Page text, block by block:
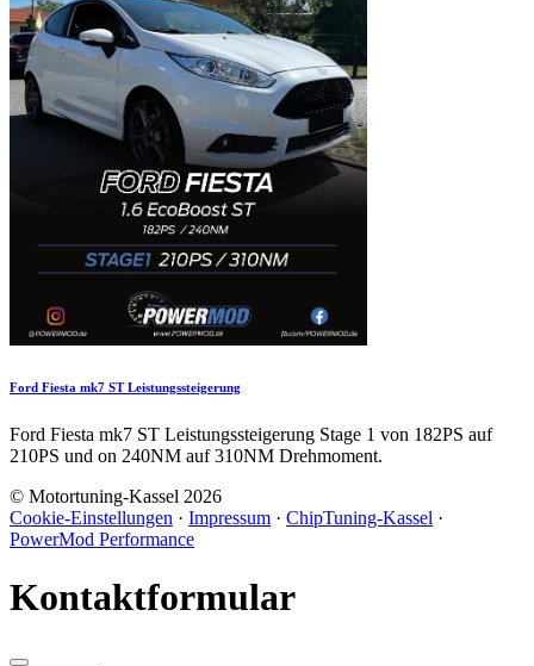
Ford Fiesta mk7 ST Leistungssteigerung
Ford Fiesta mk7 ST Leistungssteigerung Stage 1 von 182PS auf
210PS und on 240NM auf 310NM Drehmoment.
© Motortuning-Kassel 2026
Cookie-Einstellungen · Impressum · ChipTuning-Kassel ·
PowerMod Performance
Kontaktformular